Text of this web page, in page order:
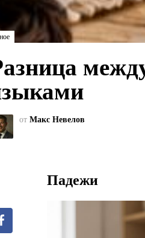
от Макс Невелов
Падежи